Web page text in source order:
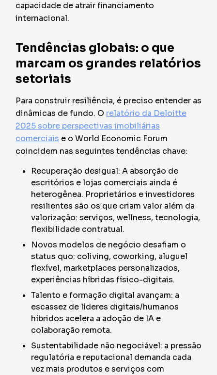
capacidade de atrair financiamento
internacional.
Tendências globais: o que
marcam os grandes relatórios
setoriais
Para construir resiliência, é preciso entender as
dinâmicas de fundo. O relatório da Deloitte
2025 sobre perspectivas imobiliárias
comerciais e o World Economic Forum
coincidem nas seguintes tendências chave:
Recuperação desigual: A absorção de
escritórios e lojas comerciais ainda é
heterogênea. Proprietários e investidores
resilientes são os que criam valor além da
valorização: serviços, wellness, tecnologia,
flexibilidade contratual.
Novos modelos de negócio desafiam o
status quo: coliving, coworking, aluguel
flexível, marketplaces personalizados,
experiências híbridas físico-digitais.
Talento e formação digital avançam: a
escassez de líderes digitais/humanos
híbridos acelera a adoção de IA e
colaboração remota.
Sustentabilidade não negociável: a pressão
regulatória e reputacional demanda cada
vez mais produtos e serviços com